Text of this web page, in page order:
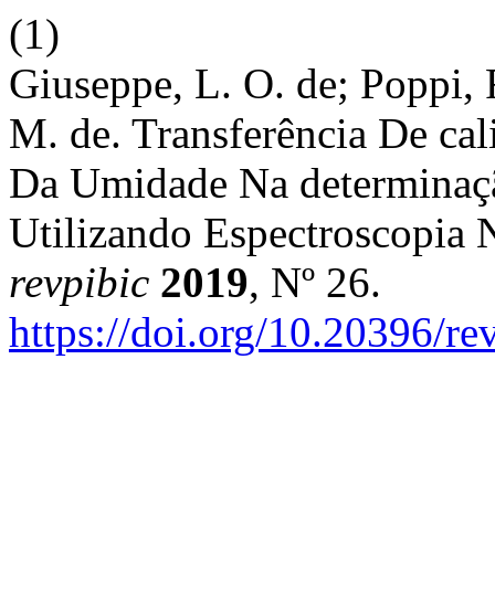
(1)
Giuseppe, L. O. de; Poppi,
M. de. Transferência De
Da Umidade Na
Utilizando Espectroscopia
revpibic 2019, Nº 26.
https://doi.org/10.20396/